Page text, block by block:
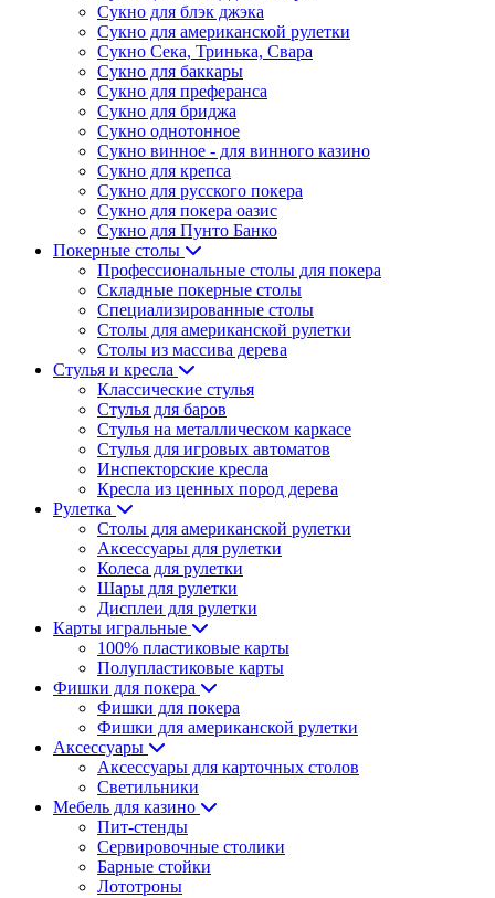
Сукно для блэк джэка
Сукно для американской рулетки
Сукно Сека, Тринька, Свара
Сукно для баккары
Сукно для преферанса
Сукно для бриджа
Сукно однотонное
Сукно винное - для винного казино
Сукно для крепса
Сукно для русского покера
Сукно для покера оазис
Сукно для Пунто Банко
Покерные столы
Профессиональные столы для покера
Складные покерные столы
Специализированные столы
Столы для американской рулетки
Столы из массива дерева
Стулья и кресла
Классические стулья
Стулья для баров
Стулья на металлическом каркасе
Стулья для игровых автоматов
Инспекторские кресла
Кресла из ценных пород дерева
Рулетка
Столы для американской рулетки
Аксессуары для рулетки
Колеса для рулетки
Шары для рулетки
Дисплеи для рулетки
Карты игральные
100% пластиковые карты
Полупластиковые карты
Фишки для покера
Фишки для покера
Фишки для американской рулетки
Аксессуары
Аксессуары для карточных столов
Светильники
Мебель для казино
Пит-стенды
Сервировочные столики
Барные стойки
Лототроны